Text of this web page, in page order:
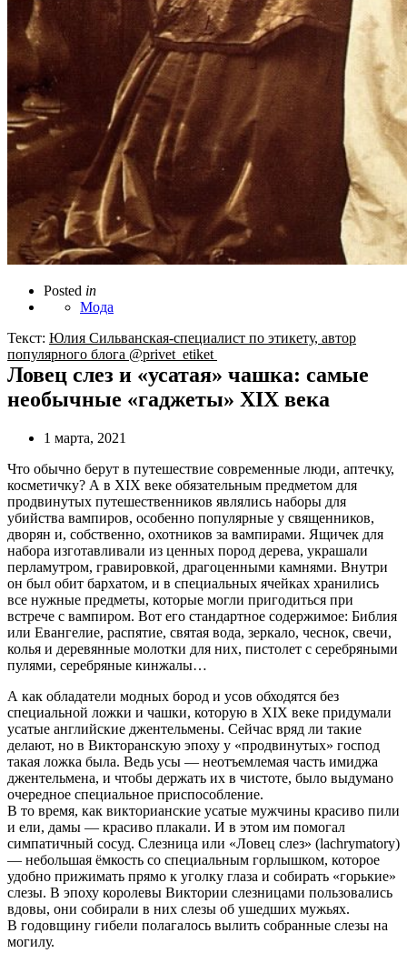
Posted in
Мода
Текст: Юлия Сильванская-специалист по этикету, автор
популярного блога @privet_etiket
Ловец слез и «усатая» чашка: самые
необычные «гаджеты» XIX века
1 марта, 2021
Что обычно берут в путешествие современные люди, аптечку,
косметичку? А в XIX веке обязательным предметом для
продвинутых путешественников являлись наборы для
убийства вампиров, особенно популярные у священников,
дворян и, собственно, охотников за вампирами. Ящичек для
набора изготавливали из ценных пород дерева, украшали
перламутром, гравировкой, драгоценными камнями. Внутри
он был обит бархатом, и в специальных ячейках хранились
все нужные предметы, которые могли пригодиться при
встрече с вампиром. Вот его стандартное содержимое: Библия
или Евангелие, распятие, святая вода, зеркало, чеснок, свечи,
колья и деревянные молотки для них, пистолет с серебряными
пулями, серебряные кинжалы…
А как обладатели модных бород и усов обходятся без
специальной ложки и чашки, которую в XIX веке придумали
усатые английские джентельмены. Сейчас вряд ли такие
делают, но в Викторанскую эпоху у «продвинутых» господ
такая ложка была. Ведь усы — неотъемлемая часть имиджа
джентельмена, и чтобы держать их в чистоте, было выдумано
очередное специальное приспособление.
В то время, как викторианские усатые мужчины красиво пили
и ели, дамы — красиво плакали. И в этом им помогал
симпатичный сосуд. Слезница или «Ловец слез» (lachrymatory)
— небольшая ёмкость со специальным горлышком, которое
удобно прижимать прямо к уголку глаза и собирать «горькие»
слезы. В эпоху королевы Виктории слезницами пользовались
вдовы, они собирали в них слезы об ушедших мужьях.
В годовщину гибели полагалось вылить собранные слезы на
могилу.